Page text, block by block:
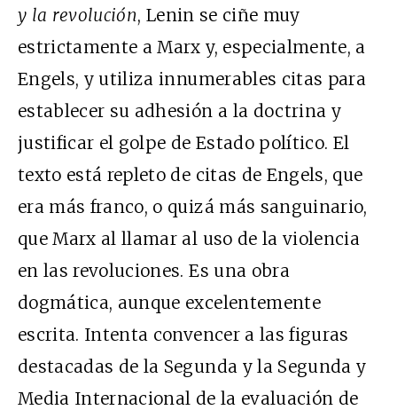
y la revolución, Lenin se ciñe muy
estrictamente a Marx y, especialmente, a
Engels, y utiliza innumerables citas para
establecer su adhesión a la doctrina y
justificar el golpe de Estado político. El
texto está repleto de citas de Engels, que
era más franco, o quizá más sanguinario,
que Marx al llamar al uso de la violencia
en las revoluciones. Es una obra
dogmática, aunque excelentemente
escrita. Intenta convencer a las figuras
destacadas de la Segunda y la Segunda y
Media Internacional de la evaluación de